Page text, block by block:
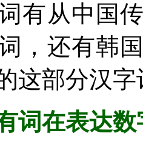
有从中国
，还有韩
这部分汉
词在表达